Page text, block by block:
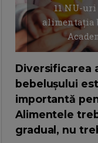
11 NU-
alimentația
Diversificarea
bebelușului
importantă
Alimentele
gradual, nu